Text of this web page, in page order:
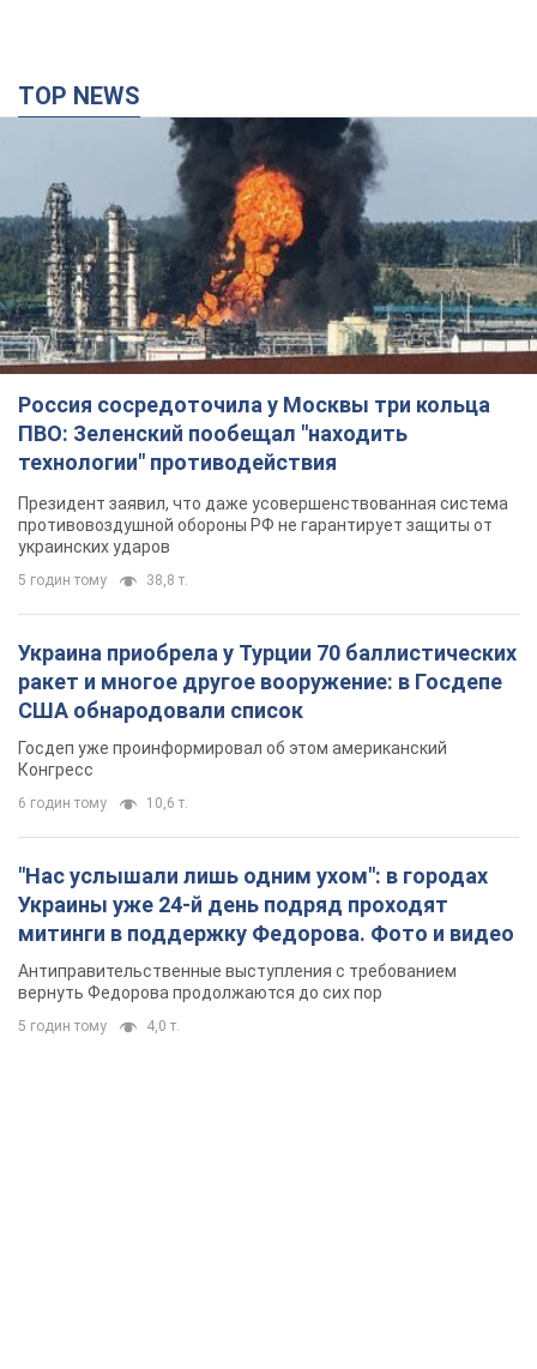
TOP NEWS
Россия сосредоточила у Москвы три кольца
ПВО: Зеленский пообещал "находить
технологии" противодействия
Президент заявил, что даже усовершенствованная система
противовоздушной обороны РФ не гарантирует защиты от
украинских ударов
5 годин тому 38,8 т.
Украина приобрела у Турции 70 баллистических
ракет и многое другое вооружение: в Госдепе
США обнародовали список
Госдеп уже проинформировал об этом американский
Конгресс
6 годин тому 10,6 т.
"Нас услышали лишь одним ухом": в городах
Украины уже 24-й день подряд проходят
митинги в поддержку Федорова. Фото и видео
Антиправительственные выступления с требованием
вернуть Федорова продолжаются до сих пор
5 годин тому 4,0 т.